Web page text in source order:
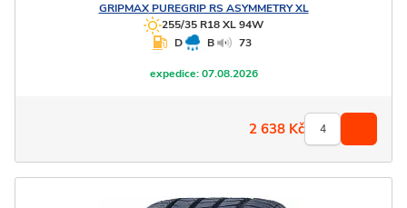
GRIPMAXPUREGRIP RS ASYMMETRY XL
255/35 R18 XL 94W
D
B 73
expedice:07.08.2026
2 638 Kč